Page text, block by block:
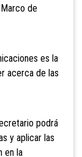
de
es la
acerca de las
podrá
y aplicar las
en la